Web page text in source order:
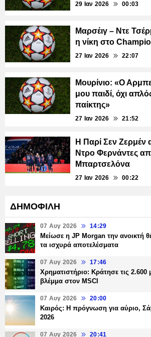
29 Ιαν 2026 00:03
Μαρσέιγ – Ντε
η νίκη στο
27 Ιαν 2026 22:07
Μουρίνιο: «Ο
μου παιδί, όχι
παίκτης»
27 Ιαν 2026 21:52
Η Παρί Σεν Ζερμέν
Ντρο Φερνάντες
Μπαρτσελόνα
27 Ιαν 2026 00:22
ΔΗΜΟΦΙΛΗ
07 Αυγ 2026 14:29
Μείωσε η JP Morgan την ανοικτή
τα ισχυρά αποτελέσματα
07 Αυγ 2026 17:46
Χρηματιστήριο: Κράτησε τις 2.600
βλέμμα στον MSCI
07 Αυγ 2026 20:00
Καιρός: Η πρόγνωση για αύριο,
2026
07 Αυγ 2026 20:41